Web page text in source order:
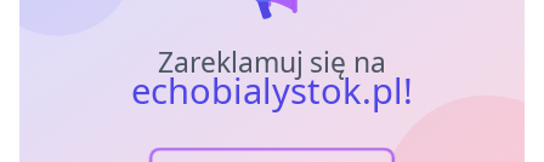
Zareklamuj się na
echobialystok.pl!